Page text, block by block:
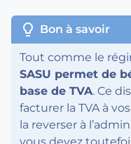
lightbulb Bon à savoir
Tout comme le
SASU permet de
base de TVA. Ce
facturer la TVA à
la reverser à